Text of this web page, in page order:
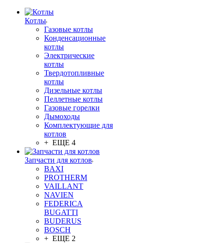
Котлы
Газовые котлы
Конденсационные
котлы
Электрические
котлы
Твердотопливные
котлы
Дизельные котлы
Пеллетные котлы
Газовые горелки
Дымоходы
Комплектующие для
котлов
+ ЕЩЕ 4
Запчасти для котлов
BAXI
PROTHERM
VAILLANT
NAVIEN
FEDERICA
BUGATTI
BUDERUS
BOSCH
+ ЕЩЕ 2